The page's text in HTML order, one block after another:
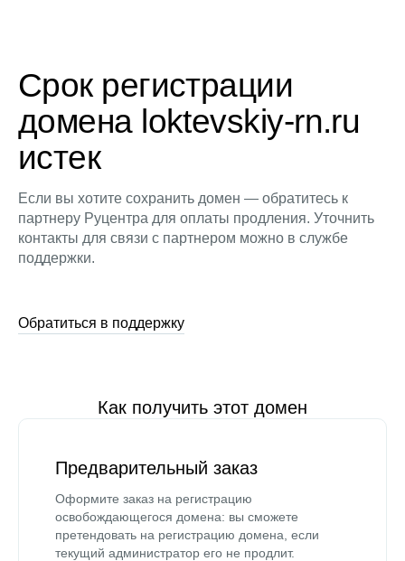
Срок регистрации
домена loktevskiy-rn.ru
истек
Если вы хотите сохранить домен — обратитесь к
партнеру Руцентра для оплаты продления. Уточнить
контакты для связи с партнером можно в службе
поддержки.
Обратиться в поддержку
Как получить этот домен
Предварительный заказ
Оформите заказ на регистрацию
освобождающегося домена: вы сможете
претендовать на регистрацию домена, если
текущий администратор его не продлит.